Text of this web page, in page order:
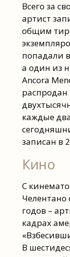
Всего за
артист
общим
попадали
а один из
Ancora
каждые
записан в
Кино
С
Челентано
годов –
кадрах
В